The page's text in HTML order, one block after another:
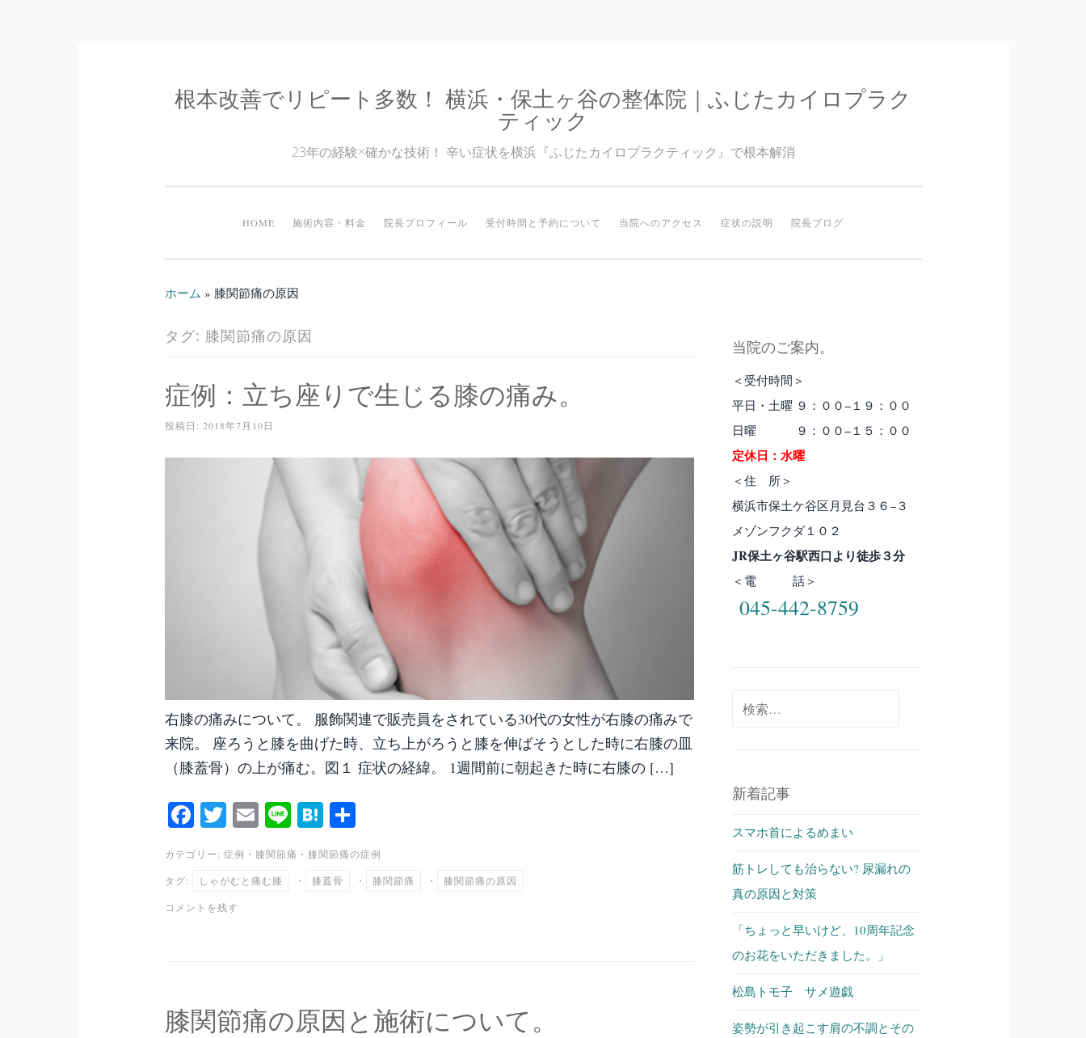
コ
プ
根本改善でリピート多数！ 横浜・保土ヶ谷の整体院｜ふじたカイロプラク
ティック
23年の経験×確かな技術！ 辛い症状を横浜『ふじたカイロプラクティック』で根本解消
HOME 施術内容・料金 院長プロフィール 受付時間と予約について 当院へのアクセス 症状の説明 院長ブログ
ホーム » 膝関節痛の原因
タグ: 膝関節痛の原因
症例：立ち座りで生じる膝の痛み。
投稿日: 2018年7月10日
右膝の痛みについて。 服飾関連で販売員をされている30代の女性が右膝の痛みで
来院。 座ろうと膝を曲げた時、立ち上がろうと膝を伸ばそうとした時に右膝の皿
（膝蓋骨）の上が痛む。図１ 症状の経緯。 1週間前に朝起きた時に右膝の […]
Fa
ce
bo
ok
T
wi
tte
r
E
m
ail
Li
ne
H
at
en
a
共
有
カテゴリー: 症例 ・ 膝関節痛 ・ 膝関節痛の症例
タグ: しゃがむと痛む膝 ・ 膝蓋骨 ・ 膝関節痛 ・ 膝関節痛の原因
コメントを残す
膝関節痛の原因と施術について。
当院のご案内。
＜受付時間＞
平日・土曜 ９：００−１９：００
日曜 ９：００−１５：００
定休日：水曜
＜住 所＞
横浜市保土ケ谷区月見台３６−３
メゾンフクダ１０２
JR保土ヶ谷駅西口より徒歩３分
＜電 話＞
045-442-8759
新着記事
スマホ首によるめまい
筋トレしても治らない? 尿漏れの
真の原因と対策
「ちょっと早いけど、10周年記念
のお花をいただきました。」
松島トモ子 サメ遊戯
姿勢が引き起こす肩の不調とその